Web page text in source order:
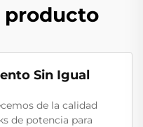
producto
Sin Igual
de la calidad
de potencia para